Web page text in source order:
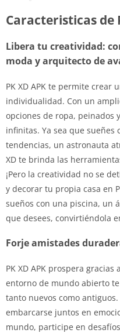
Caracteristicas de
Libera tu creatividad:
moda y arquitecto de
PK XD APK te permite crear
individualidad. Con un
opciones de ropa, peinados
infinitas. Ya sea que
tendencias, un astronauta
XD te brinda las
¡Pero la creatividad no se
y decorar tu propia casa en
sueños con una piscina, un
que desees, convirtiéndola
Forje amistades
PK XD APK prospera
entorno de mundo abierto
tanto nuevos como
embarcarse juntos en
mundo, participe en